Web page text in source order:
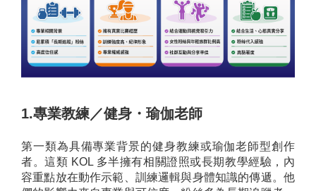
1.專業教練／健身・瑜伽老師
第一類為具備專業背景的健身教練或瑜伽老師型創作
者。這類 KOL 多半擁有相關證照或長期教學經驗，內
容重點放在動作示範、訓練邏輯與身體知識的傳遞。他